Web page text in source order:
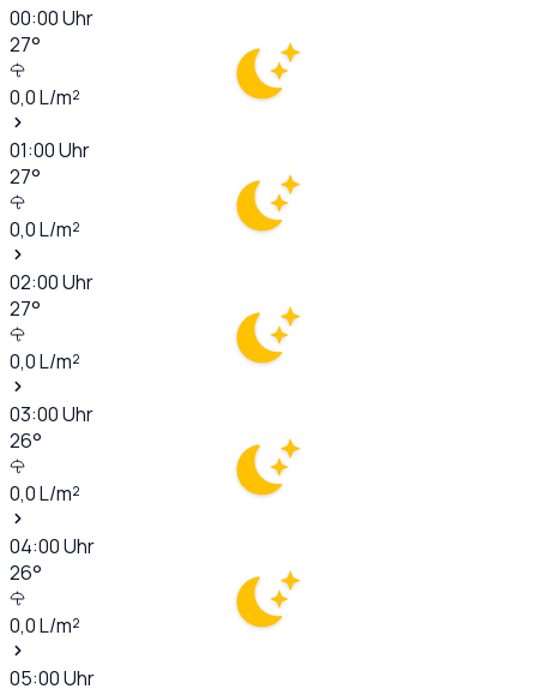
00:00Uhr
27°
0,0L/m²
01:00Uhr
27°
0,0L/m²
02:00Uhr
27°
0,0L/m²
03:00Uhr
26°
0,0L/m²
04:00Uhr
26°
0,0L/m²
05:00Uhr